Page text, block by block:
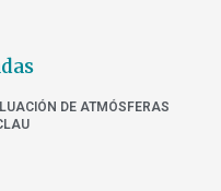
DE ATMÓSFERAS